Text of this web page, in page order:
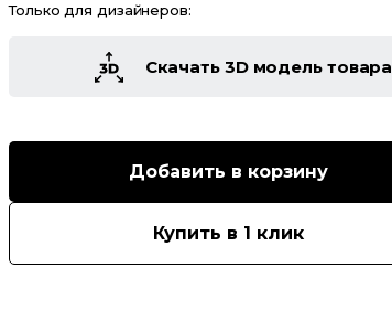
Только для дизайнеров:
Скачать 3D модель товара
Добавить в корзину
Купить в 1 клик